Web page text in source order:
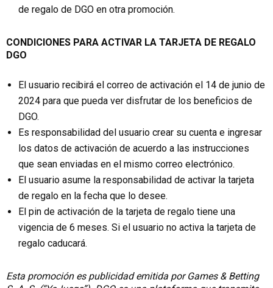
de regalo de DGO en otra promoción.
CONDICIONES PARA ACTIVAR LA TARJETA DE REGALO
DGO
El usuario recibirá el correo de activación el 14 de junio de
2024 para que pueda ver disfrutar de los beneficios de
DGO.
Es responsabilidad del usuario crear su cuenta e ingresar
los datos de activación de acuerdo a las instrucciones
que sean enviadas en el mismo correo electrónico.
El usuario asume la responsabilidad de activar la tarjeta
de regalo en la fecha que lo desee.
El pin de activación de la tarjeta de regalo tiene una
vigencia de 6 meses. Si el usuario no activa la tarjeta de
regalo caducará.
Esta promoción es publicidad emitida por Games & Betting